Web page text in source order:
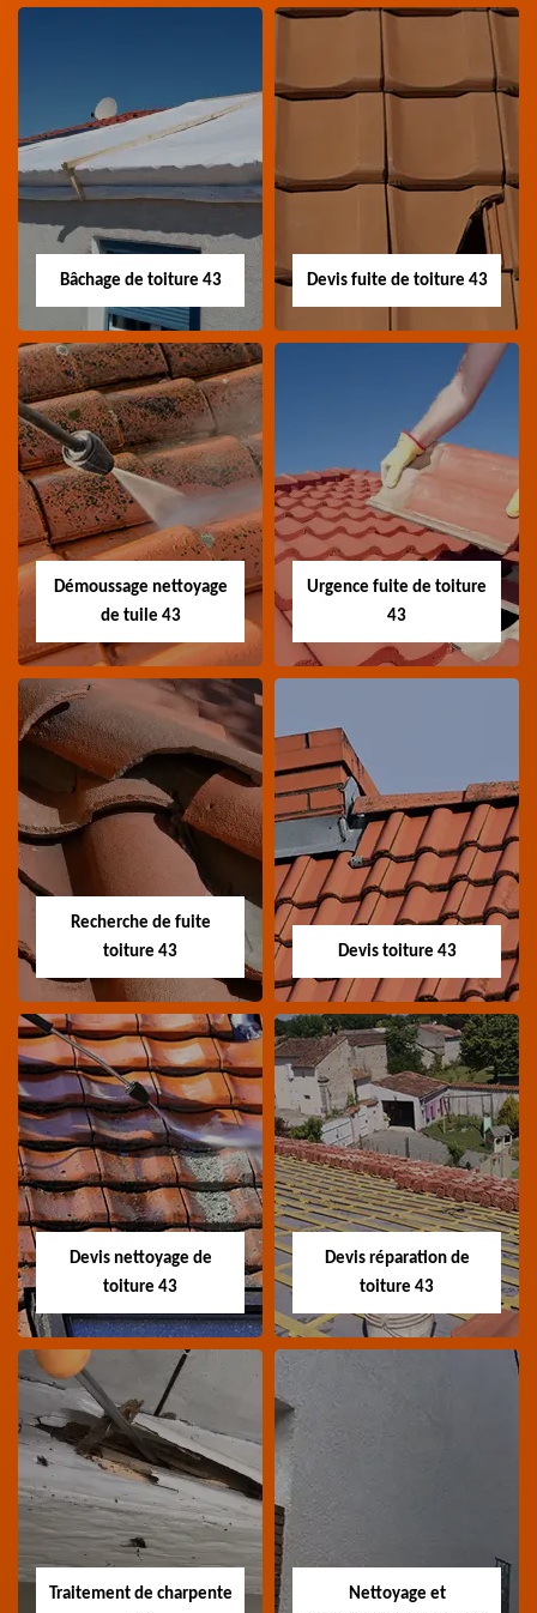
Nettoyage panneau
photovoltaïque 43
Professionnel en
nettoyage panneau
photovoltaïque 43
Devis pose de
gouttière 43
Devis pose de gouttière
43 Haute-Loire
Bâchage de toiture 43
Bâchage de toiture
43
Entreprise bâchage de
toiture 43 Haute-Loire
Devis fuite de toiture 43
Devis fuite de
toiture 43
Devis fuite de toiture 43
Haute-Loire
Démoussage nettoyage
de tuile 43
Démoussage
nettoyage de tuile
Spécialiste en
démoussage et
nettoyage de tuile 43
Haute-Loire
Urgence fuite de toiture
43
Urgence fuite de
toiture 43
Entreprise urgence
fuite de toiture 43
Haute-Loire
Recherche de fuite
toiture 43
Recherche de fuite
toiture 43
Entreprise recherche
fuite de toiture 43
Devis toiture 43
Devis toiture 43
Devis toiture 43 Haute-
Loire
Devis nettoyage de
toiture 43
Devis nettoyage de
toiture 43
Devis nettoyage de
toiture 43 Haute-Loire
Devis réparation de
toiture 43
toiture 43
Devis réparation de
toiture 43 Haute-Loire
Traitement de charpente
Nettoyage et